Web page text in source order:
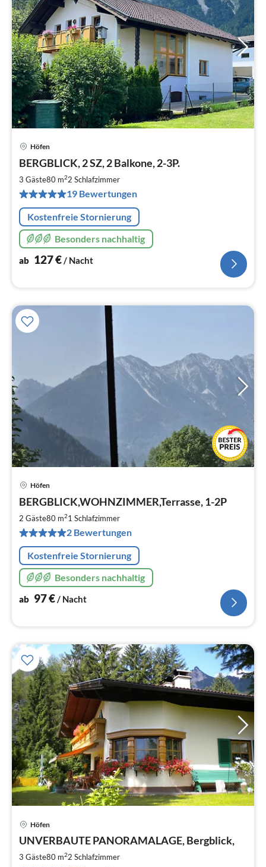
Höfen
BERGBLICK, 2 SZ, 2 Balkone, 2-3P.
3 Gäste80 m22 Schlafzimmer
19 Bewertungen
Kostenfreie Stornierung
Besonders nachhaltig
ab 127€/ Nacht
Höfen
BERGBLICK,WOHNZIMMER,Terrasse, 1-2P
2 Gäste80 m21 Schlafzimmer
2 Bewertungen
Kostenfreie Stornierung
Besonders nachhaltig
ab 97€/ Nacht
Höfen
UNVERBAUTE PANORAMALAGE, Bergblick,
3 Gäste80 m22 Schlafzimmer